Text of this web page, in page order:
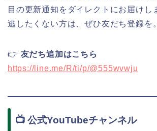
目の更新通知をダイレクトにお届けし
逃したくない方は、ぜひ友だち登録を。
👉 友だち追加はこちら
https://line.me/R/ti/p/@555wvwju
📺 公式YouTubeチャンネル